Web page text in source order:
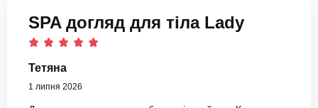
SPA догляд для тіла Lady
Тетяна
1 липня 2026